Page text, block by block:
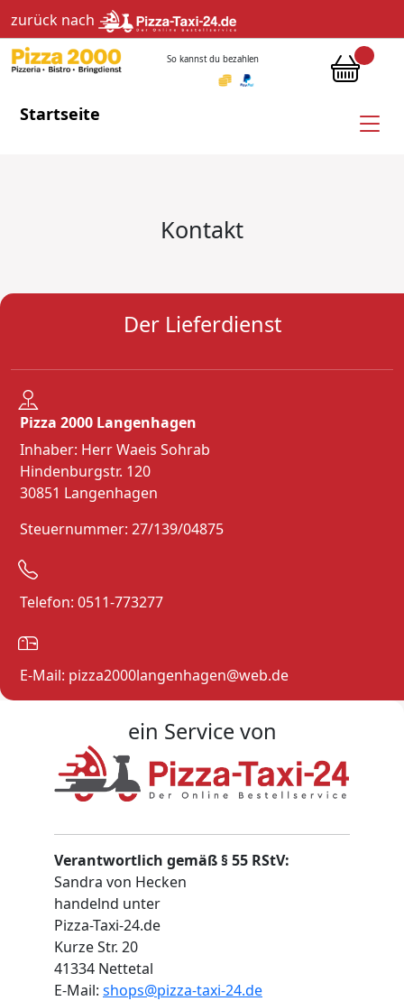
zurück nach
So kannst du bezahlen
Startseite
Kontakt
Der Lieferdienst
Pizza 2000 Langenhagen
Inhaber: Herr Waeis Sohrab
Hindenburgstr. 120
30851 Langenhagen
Steuernummer: 27/139/04875
Telefon: 0511-773277
E-Mail: pizza2000langenhagen@web.de
ein Service von
Verantwortlich gemäß § 55 RStV:
Sandra von Hecken
handelnd unter
Pizza-Taxi-24.de
Kurze Str. 20
41334 Nettetal
E-Mail: shops@pizza-taxi-24.de